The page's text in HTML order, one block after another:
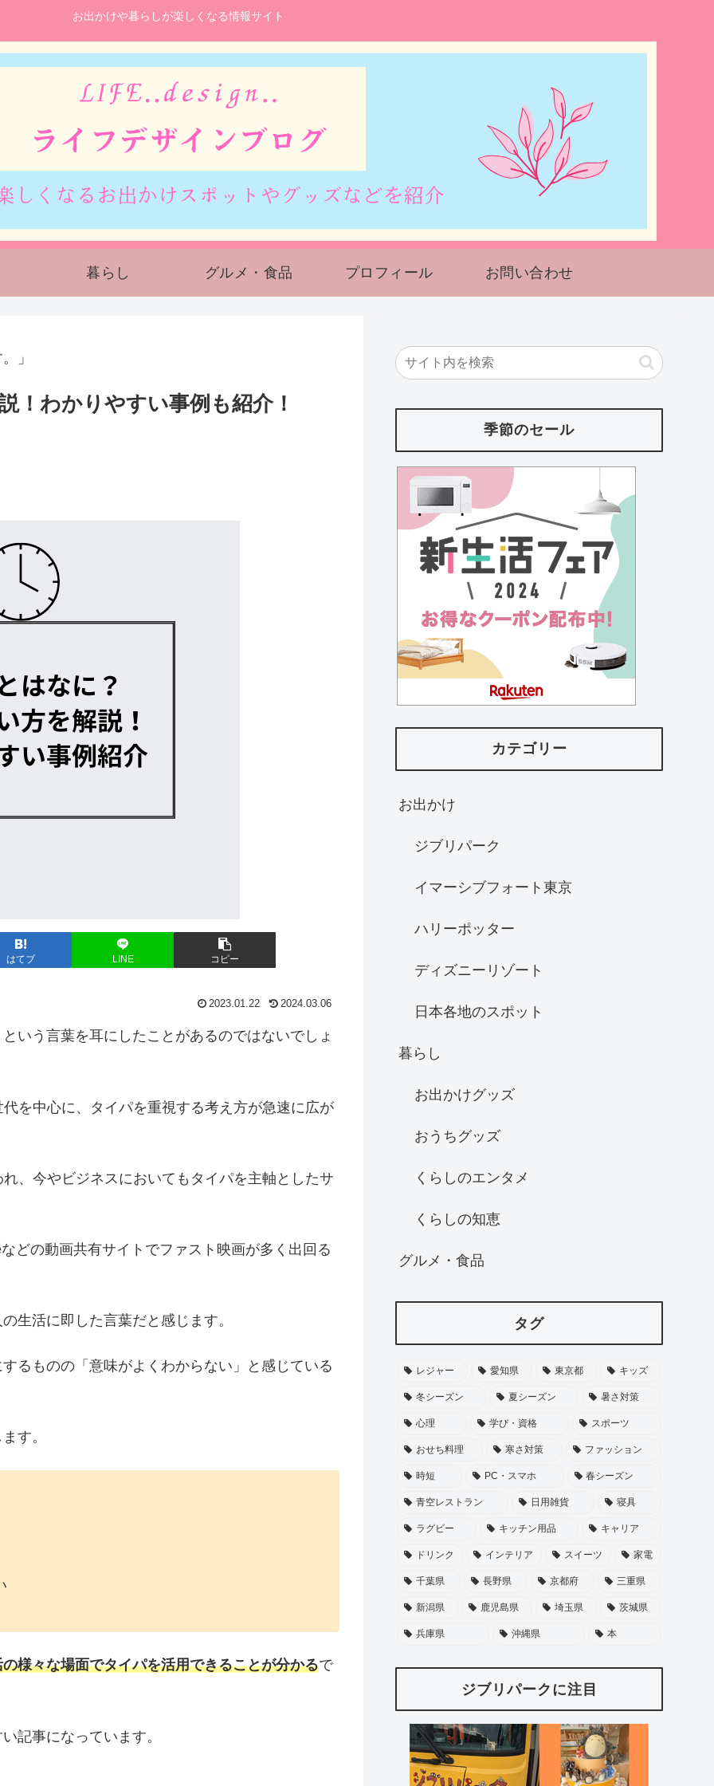
お出かけや暮らしが楽しくなる情報サイト
暮らし グルメ・食品 プロフィール お問い合わせ
」
！わかりやすい事例も紹介！
はてブ LINE コピー
2023.01.22 2024.03.06
いう言葉を耳にしたことがあるのではないでしょ
を中心に、タイパを重視する考え方が急速に広が
、今やビジネスにおいてもタイパを主軸としたサ
どの動画共有サイトでファスト映画が多く出回る
生活に即した言葉だと感じます。
るものの「意味がよくわからない」と感じている
す。
様々な場面でタイパを活用できることが分かるで
記事になっています。
季節のセール
カテゴリー
お出かけ
ジブリパーク
イマーシブフォート東京
ハリーポッター
ディズニーリゾート
日本各地のスポット
暮らし
お出かけグッズ
おうちグッズ
くらしのエンタメ
くらしの知恵
グルメ・食品
タグ
レジャー 愛知県 東京都 キッズ
冬シーズン 夏シーズン 暑さ対策
心理 学び・資格 スポーツ
おせち料理 寒さ対策 ファッション
時短 PC・スマホ 春シーズン
青空レストラン 日用雑貨 寝具
ラグビー キッチン用品 キャリア
ドリンク インテリア スイーツ 家電
千葉県 長野県 京都府 三重県
新潟県 鹿児島県 埼玉県 茨城県
兵庫県 沖縄県 本
ジブリパークに注目